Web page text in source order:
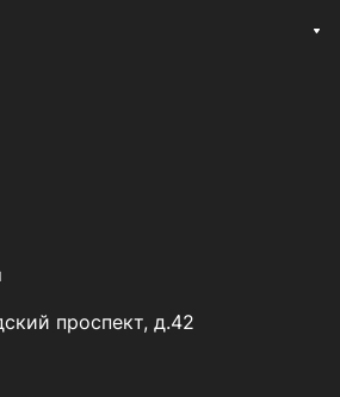
проспект, д.42